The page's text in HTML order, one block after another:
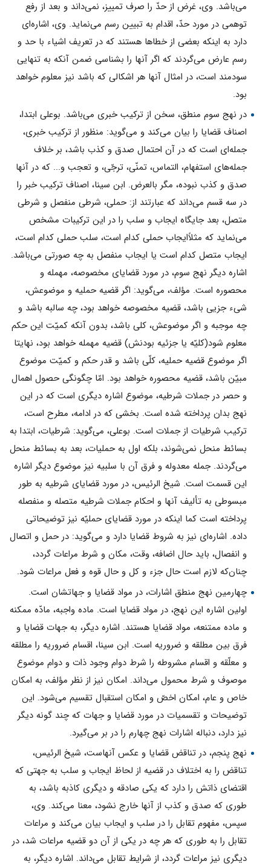
مى‌باشد. وى، غرض از حدّ را صرف تمييز، نمى‌داند و بعد از رفع
توهمى در مورد حدّ، اقدام به تبيين رسم مى‌نمايد. وى، اشاره‌اى
دارد به اينكه بعضى از خطاها هستند كه در تعريف اشياء با حد و
رسم عارض مى‌گردند كه اگر آنها را بشناسى ضمن آنكه به تنهایى
سودمند است، در امثال آنها هر اشكالى كه باشد نيز معلوم خواهد
بود.
در نهج سوم منطق، سخن از تركيب خبرى مى‌باشد. بوعلى ابتدا،
اصناف قضايا را بيان مى‌كند و مى‌گويد: منظور از تركيب خبرى،
جمله‌اى است كه در آن احتمال صدق و كذب باشد، بر خلاف
جمله‌هاى استفهام، التماس، تمنّى، ترجّى، و تعجب و... كه در آنها
صدق و كذب نبوده، مگر بالعرض. ابن سينا، اصناف تركيب خبر را
در سه قسم مى‌داند كه عبارتند از: حملى، شرطى منفصل و شرطى
متصل، بعد جايگاه ايجاب و سلب را در اين تركيبات مشخص
مى‌نمايد كه مثلاًايجاب حملى كدام است، سلب حملى كدام است،
ايجاب متصل كدام است يا ايجاب منفصل به چه صورتى مى‌باشد.
اشاره ديگر نهج سوم، در مورد قضاياى مخصوصه، مهمله و
محصوره است. مؤلف، مى‌گويد: اگر قضيه حمليه و موضوعش،
شىء جزيى باشد، قضيه مخصوصه خواهد بود، چه سالبه باشد و
چه موجبه و اگر موضوعش، كلى باشد، بدون آنكه كميّت اين حكم
معلوم شود(كليّه يا جزئيه بودنش) قضيه مهمله خواهد بود، نهایتا
اگر موضوع قضيه حمليه، كلّى باشد و قدر حكم و كميّت موضوع
مبيّن باشد، قضيه محصوره خواهد بود. امّا چگونگى حصول اهمال
و حصر در جملات شرطيه، موضوع اشاره ديگرى است كه در اين
نهج بدان پرداخته شده است. بخشى كه در ادامه، مطرح است،
تركيب شرطيات از جملات است. بوعلى، مى‌گويد: شرطيات، ابتدا به
بسائط منحل نمى‌شوند، بلكه اول به حمليات، بعد به بسائط منحل
مى‌گردند. جمله معدوله و فرق آن با سلبيه نيز موضوع ديگر اشاره
اين قسمت است. شيخ الرئيس، در مورد قضاياى شرطيه به طور
مبسوطى به تأليف آنها و احكام جملات شرطيه متصله و منفصله
پرداخته است كما اينكه در مورد قضاياى حمليّه نيز توضيحاتى
داده. اشاره‌اى نيز به شروط قضايا دارد و مى‌گويد: در حمل و اتصال
و انفصال، بايد حال اضافه، وقت، مكان و شرط مراعات گردد،
چنان‌كه لازم است حال جزء و كل و حال قوه و فعل مراعات شود.
چهارمين نهج منطق اشارات، در مواد قضايا و جهاتشان است.
اولین اشاره اين نهج، در مواد قضايا است. ماده واجبه، مادّه ممكنه
و ماده ممتنعه، مواد قضايا هستند. اشاره ديگر، به جهات قضايا و
فرق بين مطلقه و ضروريه است. ابن سينا، اقسام ضروريه را مطلقه
و معلّقه و اقسام مشروطه را شرط دوام وجود ذات و دوام موضوع
موصوف و شرط محمول مى‌داند. امكان نيز از نظر مؤلف، به امكان
خاص و عام، امكان اخصّ و امكان استقبال تقسيم مى‌شود. اين
توضيحات و تقسميات در مورد قضايا و جهات كه چند گونه ديگر
نيز دارد، دنباله اشارات نهج چهارم را در بر مى‌گیرد.
نهج پنجم، در تناقض قضايا و عكس آنهاست، شيخ الرئيس،
تناقض را به اختلاف در قضيه از لحاظ ايجاب و سلب به جهتى كه
اقتضاى ذاتش را دارد كه یکى صادقه و ديگرى كاذبه باشد، به
طورى كه صدق و كذب از آنها خارج نشود، معنا مى‌كند. وى،
سپس، مفهوم تقابل را در سلب و ايجاب بيان مى‌كند و مراعات
تقابل را به طورى كه هر چه در یکى از آن دو قضيه مراعات شد، در
ديگرى نيز مراعات گردد، از شرايط تقابل مى‌داند. اشاره ديگر، به